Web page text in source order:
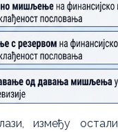
између